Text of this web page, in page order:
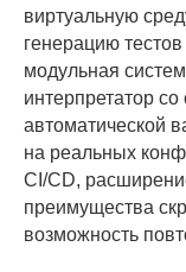
виртуальную
генерацию
модульная
интерпретатор
автоматической
на реальных
CI/CD,
преимущества
возможность